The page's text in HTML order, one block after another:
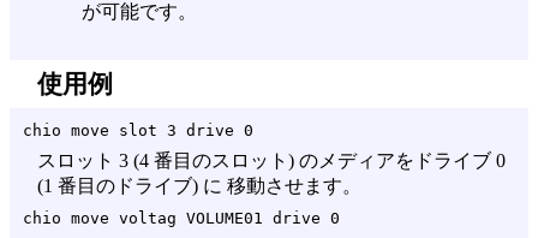
が可能です。
使用例
chio move slot 3 drive 0
スロット 3 (4 番目のスロット) のメディアをドライブ 0
(1 番目のドライブ) に 移動させます。
chio move voltag VOLUME01 drive 0